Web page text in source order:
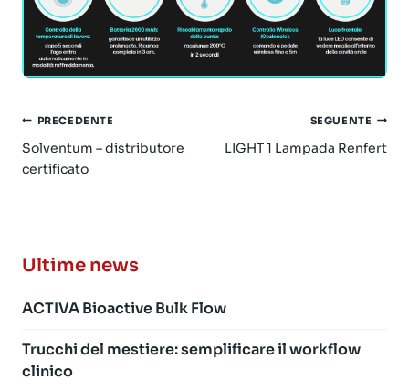
Navigazione
articoli
PRECEDENTE
Solventum – distributore
certificato
SEGUENTE
LIGHT 1 Lampada Renfert
Ultime news
ACTIVA Bioactive Bulk Flow
Trucchi del mestiere: semplificare il workflow
clinico